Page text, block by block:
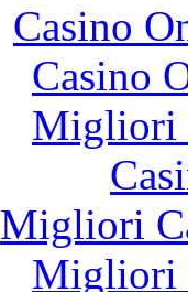
Casino
Casino
Migliori
Migliori
Migliori